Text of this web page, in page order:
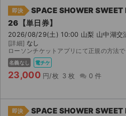
即決
SPACE SHOWER
26【単日券】
2026/08/29(土) 10:00 山梨 山中湖交
[詳細] なし
ローソンチケットアプリにて正規の方法でチケット分配しますのでご安心ください。 チケットは4枚ありますが、システ
名義なし 電チケ
23,000 円/枚 3 枚 0 件
即決
SPACE SHOWER